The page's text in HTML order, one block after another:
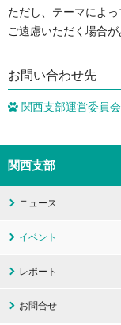
ただし、テーマによ
ご遠慮いただく場合が
お問い合わせ先
関西支部運営委員会
関西支部
ニュース
イベント
レポート
お問合せ